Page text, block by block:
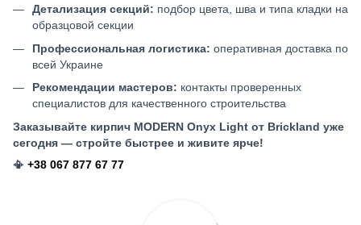
Детализация секций: подбор цвета, шва и типа кладки на
образцовой секции
Профессиональная логистика: оперативная доставка по
всей Украине
Рекомендации мастеров: контакты проверенных
специалистов для качественного строительства
Заказывайте кирпич MODERN Onyx Light от Brickland уже
сегодня — стройте быстрее и живите ярче!
📳 +38 067 877 67 77